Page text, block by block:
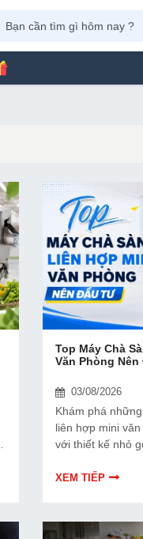
Top Máy Chà
Văn Phòng
03/08/2026
Khám phá
liên hợp mini
với thiết kế nhỏ
văn phòng,
XEM TIẾP